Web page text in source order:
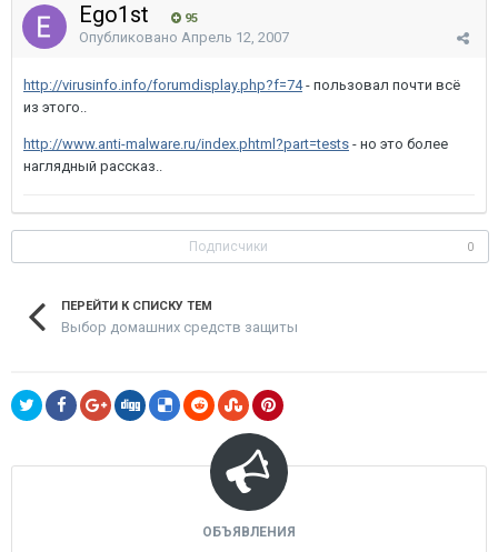
Ego1st 95
Опубликовано Апрель 12, 2007
http://virusinfo.info/forumdisplay.php?f=74- пользовал почти всё
из этого..
http://www.anti-malware.ru/index.phtml?part=tests - но это более
наглядный рассказ..
Подписчики 0
ПЕРЕЙТИ К СПИСКУ ТЕМ
Выбор домашних средств защиты
ОБЪЯВЛЕНИЯ